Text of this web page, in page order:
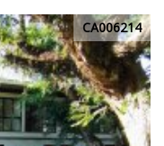
CA006214